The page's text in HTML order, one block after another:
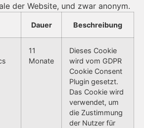
der Website, und zwar anonym.
Dauer Beschreibung
11
Monate
Dieses Cookie
wird vom GDPR
Cookie Consent
Plugin gesetzt.
Das Cookie wird
verwendet, um
die Zustimmung
der Nutzer für